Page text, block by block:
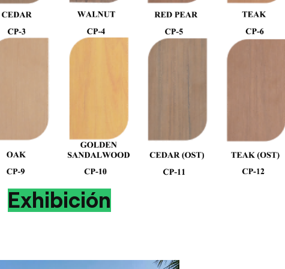
Exhibición